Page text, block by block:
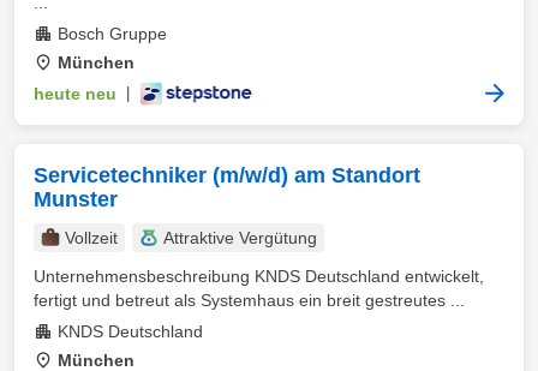
Bosch Gruppe
München
heute neu
Servicetechniker (m/w/d) am Standort
Munster
Vollzeit
Attraktive Vergütung
Unternehmensbeschreibung KNDS Deutschland entwickelt,
fertigt und betreut als Systemhaus ein breit gestreutes ...
KNDS Deutschland
München